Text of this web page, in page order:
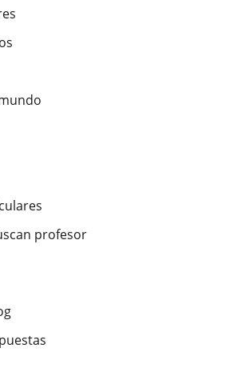
profesor